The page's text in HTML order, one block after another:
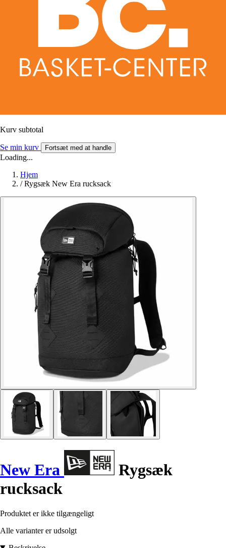
Kurv subtotal
Se min kurv Fortsæt med at handle
Loading...
Hjem
/ Rygsæk New Era rucksack
New Era
Rygsæk
rucksack
Produktet er ikke tilgængeligt
Alle varianter er udsolgt